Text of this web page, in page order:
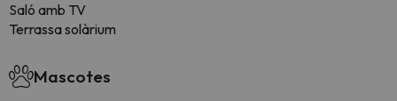
Saló amb TV
Terrassa solàrium
Mascotes